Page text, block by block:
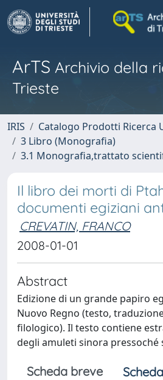
ArTS Archivio della
Trieste
IRIS
Catalogo Prodotti Ricerca
3 Libro (Monografia)
3.1 Monografia,trattato
Il libro dei morti di
documenti egiziani
CREVATIN, FRANCO
2008-01-01
Abstract
Edizione di un grande papiro
Nuovo Regno (testo,
filologico). Il testo contiene
degli amuleti sinora pressoché
Scheda breve